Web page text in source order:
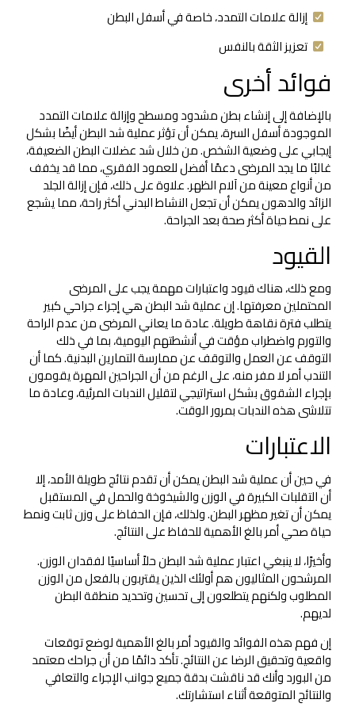
إزالة علامات التمدد، خاصة في أسفل البطن
تعزيز الثقة بالنفس
فوائد أخرى
بالإضافة إلى إنشاء بطن مشدود ومسطح وإزالة علامات التمدد
الموجودة أسفل السرة، يمكن أن تؤثر عملية شد البطن أيضًا بشكل
إيجابي على وضعية الشخص. من خلال شد عضلات البطن الضعيفة،
غالبًا ما يجد المرضى دعمًا أفضل للعمود الفقري، مما قد يخفف
من أنواع معينة من آلام الظهر. علاوة على ذلك، فإن إزالة الجلد
الزائد والدهون يمكن أن تجعل النشاط البدني أكثر راحة، مما يشجع
على نمط حياة أكثر صحة بعد الجراحة.
القيود
ومع ذلك، هناك قيود واعتبارات مهمة يجب على المرضى
المحتملين معرفتها. إن عملية شد البطن هي إجراء جراحي كبير
يتطلب فترة نقاهة طويلة. عادة ما يعاني المرضى من عدم الراحة
والتورم واضطراب مؤقت في أنشطتهم اليومية، بما في ذلك
التوقف عن العمل والتوقف عن ممارسة التمارين البدنية. كما أن
التندب أمر لا مفر منه، على الرغم من أن الجراحين المهرة يقومون
بإجراء الشقوق بشكل استراتيجي لتقليل الندبات المرئية، وعادة ما
تتلاشى هذه الندبات بمرور الوقت.
الاعتبارات
في حين أن عملية شد البطن يمكن أن تقدم نتائج طويلة الأمد، إلا
أن التقلبات الكبيرة في الوزن والشيخوخة والحمل في المستقبل
يمكن أن تغير مظهر البطن. ولذلك، فإن الحفاظ على وزن ثابت ونمط
حياة صحي أمر بالغ الأهمية للحفاظ على النتائج.
وأخيرًا، لا ينبغي اعتبار عملية شد البطن حلاً أساسيًا لفقدان الوزن.
المرشحون المثاليون هم أولئك الذين يقتربون بالفعل من الوزن
المطلوب ولكنهم يتطلعون إلى تحسين وتحديد منطقة البطن
لديهم.
إن فهم هذه الفوائد والقيود أمر بالغ الأهمية لوضع توقعات
واقعية وتحقيق الرضا عن النتائج. تأكد دائمًا من أن جراحك معتمد
من البورد وأنك قد ناقشت بدقة جميع جوانب الإجراء والتعافي
والنتائج المتوقعة أثناء استشارتك.